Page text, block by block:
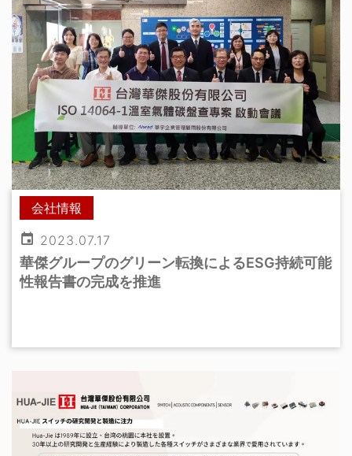
会社情報
2023.07.17
華傑グループのグリーン転換によるESG持続可能
性報告書の完成を推進